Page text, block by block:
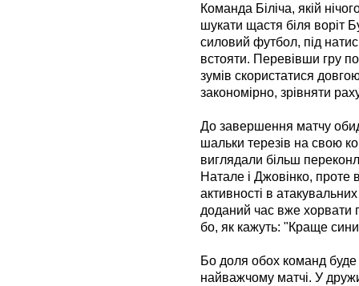
Команда Біліча, якій
шукати щастя біля воріт
силовий футбол, під
встояти. Перевівши гру
зумів скористатися
закономірно, зрівняти
До завершення матчу
шальки терезів на свою
виглядали більш
Натале і Джовінко, проте
активності в
доданий час вже хорвати
бо, як кажуть: "Краще
Бо доля обох команд
найважчому матчі. У